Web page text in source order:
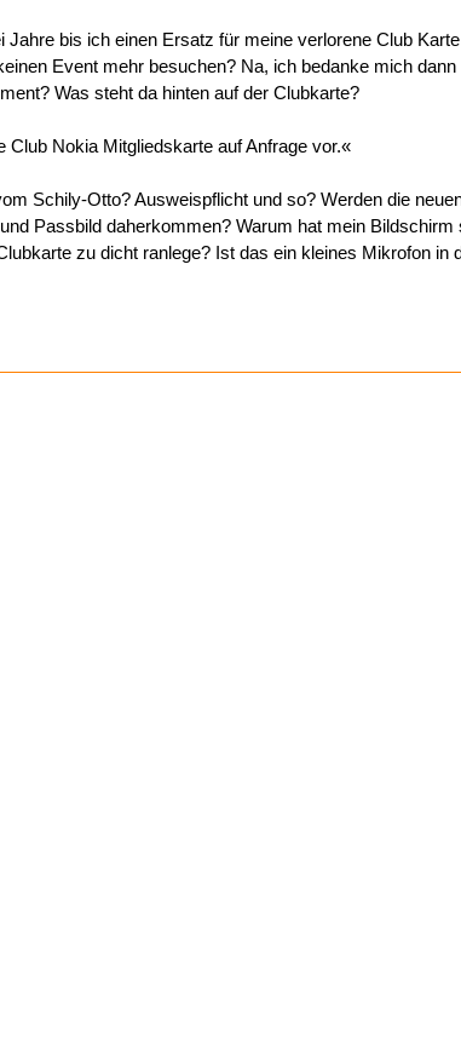
bis ich einen Ersatz für meine verlorene Club Karte
Event mehr besuchen? Na, ich bedanke mich dann
Was steht da hinten auf der Clubkarte?
Club Nokia Mitgliedskarte auf Anfrage vor.«
Schily-Otto? Ausweispflicht und so? Werden die
Passbild daherkommen? Warum hat mein Bildschirm
zu dicht ranlege? Ist das ein kleines Mikrofon in